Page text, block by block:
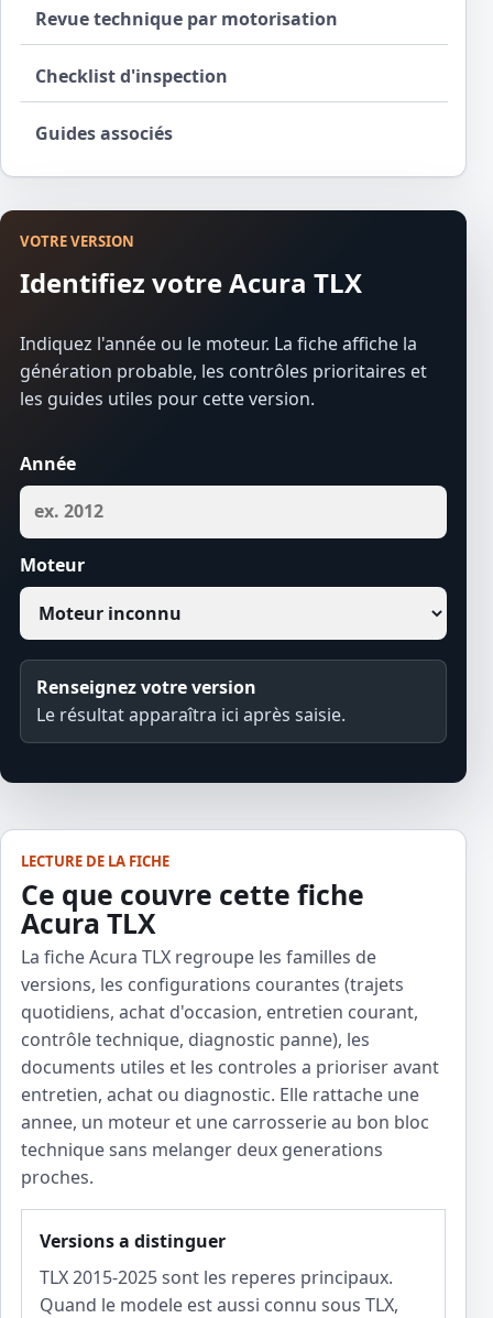
Revue technique par motorisation
Checklist d'inspection
Guides associés
VOTRE VERSION
Identifiez votre Acura TLX
Indiquez l'année ou le moteur. La fiche affiche la
génération probable, les contrôles prioritaires et
les guides utiles pour cette version.
Année
Moteur
Renseignez votre version
Le résultat apparaîtra ici après saisie.
LECTURE DE LA FICHE
Ce que couvre cette fiche
Acura TLX
La fiche Acura TLX regroupe les familles de
versions, les configurations courantes (trajets
quotidiens, achat d'occasion, entretien courant,
contrôle technique, diagnostic panne), les
documents utiles et les controles a prioriser avant
entretien, achat ou diagnostic. Elle rattache une
annee, un moteur et une carrosserie au bon bloc
technique sans melanger deux generations
proches.
Versions a distinguer
TLX 2015-2025 sont les reperes principaux.
Quand le modele est aussi connu sous TLX,